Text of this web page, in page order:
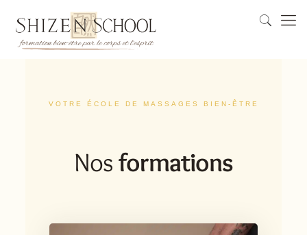
VOTRE ÉCOLE DE MASSAGES BIEN-ÊTRE
Nosformations